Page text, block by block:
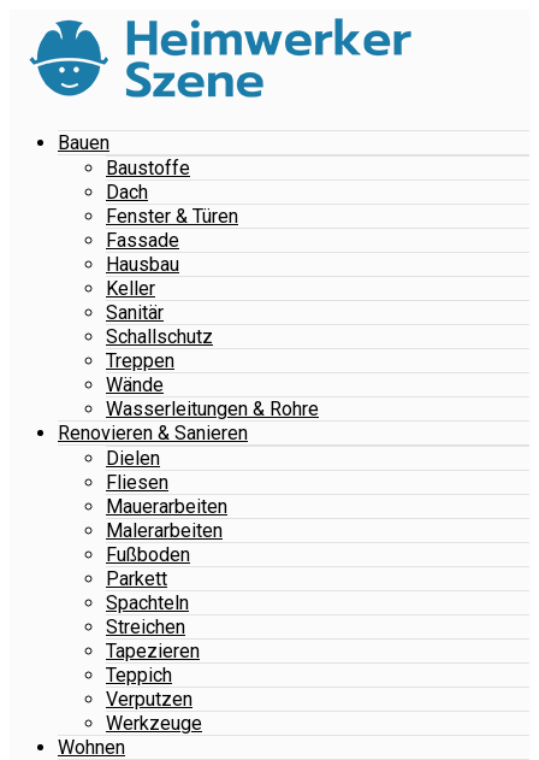
Bauen
Baustoffe
Dach
Fenster & Türen
Fassade
Hausbau
Keller
Sanitär
Schallschutz
Treppen
Wände
Wasserleitungen & Rohre
Renovieren & Sanieren
Dielen
Fliesen
Mauerarbeiten
Malerarbeiten
Fußboden
Parkett
Spachteln
Streichen
Tapezieren
Teppich
Verputzen
Werkzeuge
Wohnen